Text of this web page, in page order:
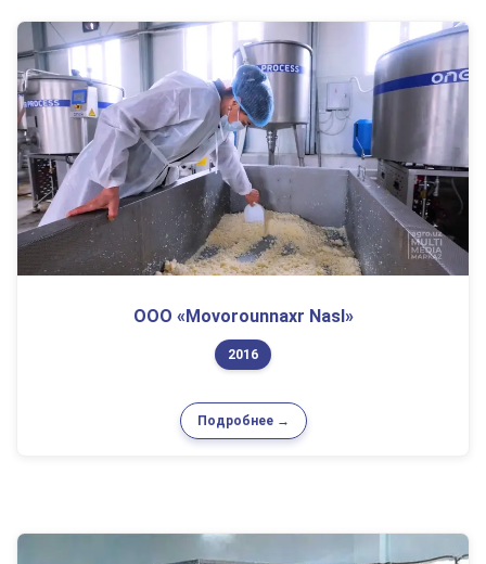
ООО «Movorounnaxr Nasl»
2016
Подробнее →